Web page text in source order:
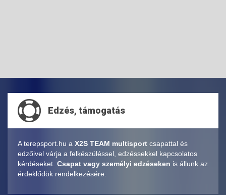
Edzés, támogatás
A terepsport.hu a X2S TEAM multisport csapattal és
edzőivel várja a felkészüléssel, edzéssekkel kapcsolatos
kérdéseket. Csapat vagy személyi edzéseken is állunk az
érdeklődök rendelkezésére.